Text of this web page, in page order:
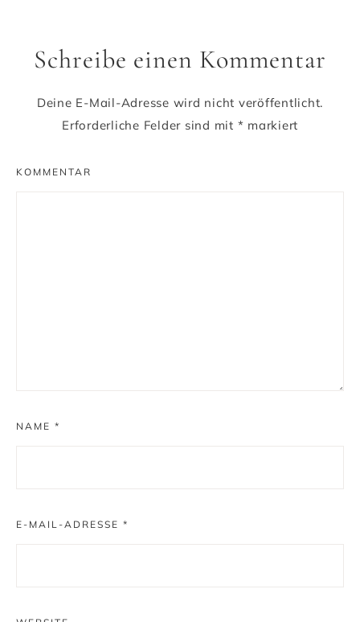
Schreibe einen Kommentar
Deine E-Mail-Adresse wird nicht veröffentlicht.
Erforderliche Felder sind mit * markiert
KOMMENTAR
NAME *
E-MAIL-ADRESSE *